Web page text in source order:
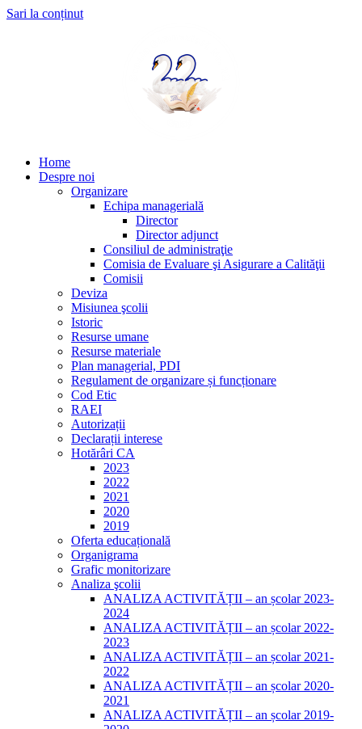
Sari la conținut
Home
Despre noi
Organizare
Echipa managerială
Director
Director adjunct
Consiliul de administraţie
Comisia de Evaluare şi Asigurare a Calităţii
Comisii
Deviza
Misiunea şcolii
Istoric
Resurse umane
Resurse materiale
Plan managerial, PDI
Regulament de organizare și funcționare
Cod Etic
RAEI
Autorizații
Declarații interese
Hotărâri CA
2023
2022
2021
2020
2019
Oferta educațională
Organigrama
Grafic monitorizare
Analiza şcolii
ANALIZA ACTIVITĂȚII – an școlar 2023-
2024
ANALIZA ACTIVITĂȚII – an școlar 2022-
2023
ANALIZA ACTIVITĂȚII – an școlar 2021-
2022
ANALIZA ACTIVITĂȚII – an școlar 2020-
2021
ANALIZA ACTIVITĂȚII – an școlar 2019-